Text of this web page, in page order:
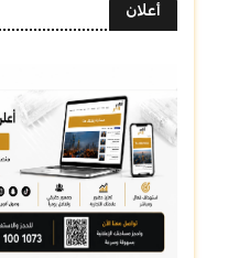
أعلان